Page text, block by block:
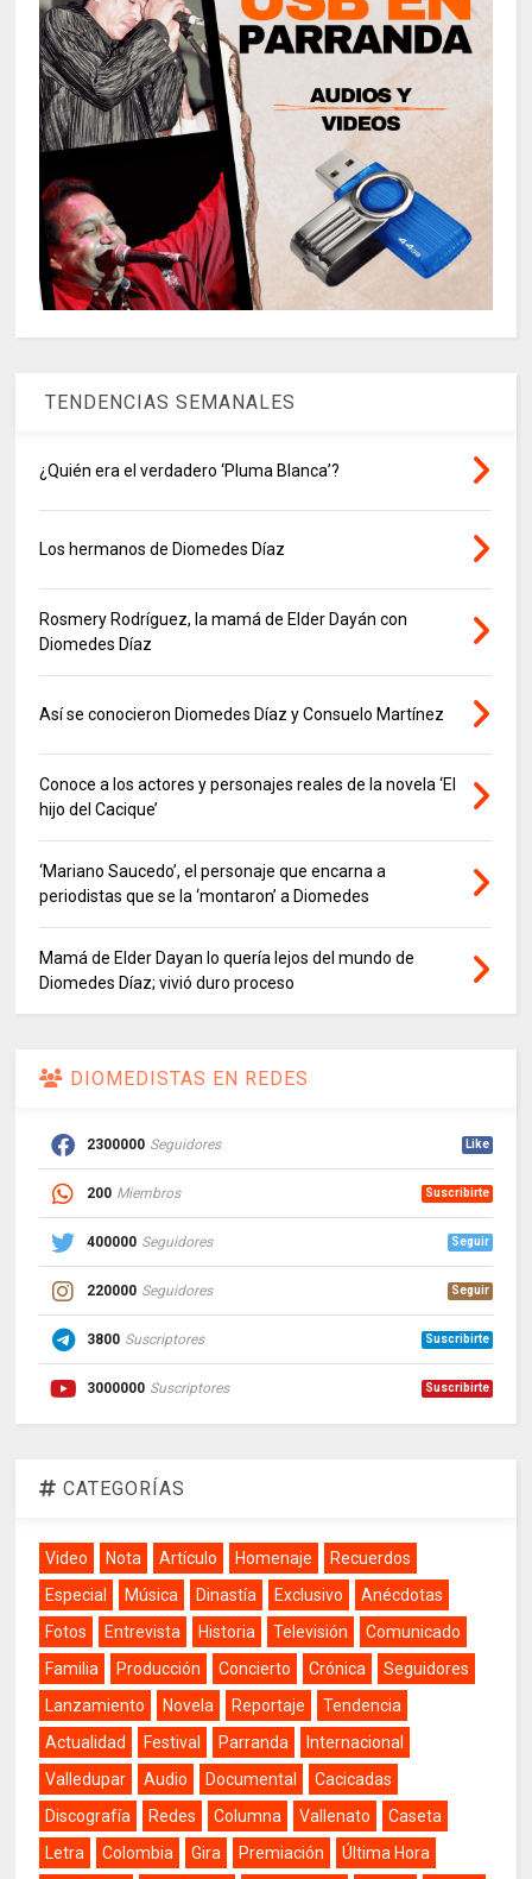
TENDENCIAS SEMANALES
¿Quién era el verdadero ‘Pluma Blanca’?
Los hermanos de Diomedes Díaz
Rosmery Rodríguez, la mamá de Elder Dayán con
Diomedes Díaz
Así se conocieron Diomedes Díaz y Consuelo Martínez
Conoce a los actores y personajes reales de la novela ‘El
hijo del Cacique’
‘Mariano Saucedo’, el personaje que encarna a
periodistas que se la ‘montaron’ a Diomedes
Mamá de Elder Dayan lo quería lejos del mundo de
Diomedes Díaz; vivió duro proceso
DIOMEDISTAS EN REDES
2300000 Seguidores Like
200 Miembros Suscribirte
400000 Seguidores Seguir
220000 Seguidores Seguir
3800 Suscriptores Suscribirte
3000000 Suscriptores Suscribirte
CATEGORÍAS
Video Nota Artículo Homenaje
Recuerdos
Especial
Música Dinastía Exclusivo
Anécdotas
Fotos
Entrevista Historia Televisión
Comunicado
Familia
Producción Concierto Crónica
Seguidores
Lanzamiento
Novela Reportaje
Tendencia
Actualidad
Festival Parranda
Internacional
Valledupar
Audio Documental
Cacicadas
Discografía
Redes Columna Vallenato
Caseta
Letra
Colombia Gira Premiación Última Hora